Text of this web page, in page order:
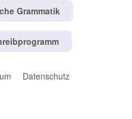
Grammatik
Datenschutz